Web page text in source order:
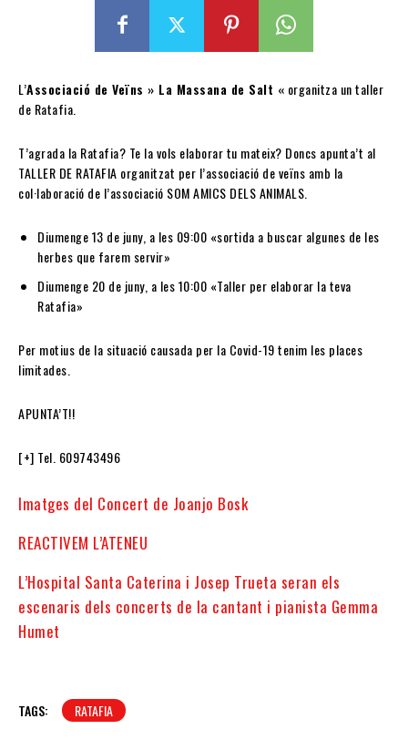
L’Associació de Veïns » La Massana de Salt « organitza un taller
de Ratafia.
T’agrada la Ratafia? Te la vols elaborar tu mateix? Doncs apunta’t al
TALLER DE RATAFIA organitzat per l’associació de veïns amb la
col·laboració de l’associació SOM AMICS DELS ANIMALS.
Diumenge 13 de juny, a les 09:00 «sortida a buscar algunes de les
herbes que farem servir»
Diumenge 20 de juny, a les 10:00 «Taller per elaborar la teva
Ratafia»
Per motius de la situació causada per la Covid-19 tenim les places
limitades.
APUNTA’T!!
[+] Tel. 609743496
Imatges del Concert de Joanjo Bosk
REACTIVEM L’ATENEU
L’Hospital Santa Caterina i Josep Trueta seran els
escenaris dels concerts de la cantant i pianista Gemma
Humet
TAGS: RATAFIA